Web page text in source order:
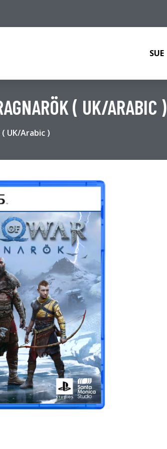
SUE
( UK/ARABIC )
UK/Arabic )